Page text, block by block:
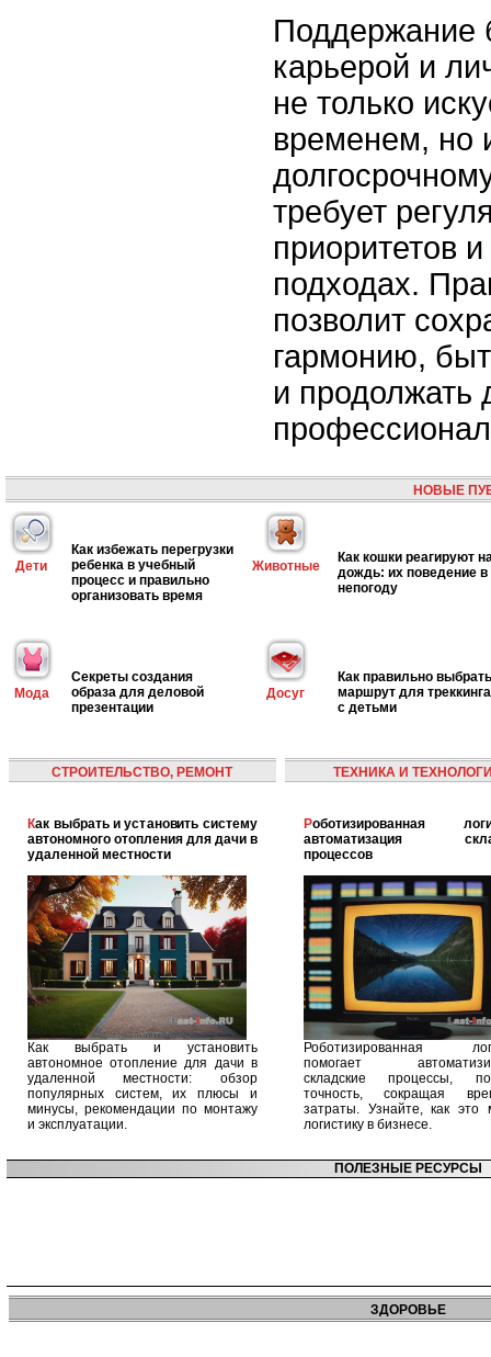
Поддержание
карьерой и
не только
временем, но
требует
приоритетов и
подходах.
позволит
гармонию,
и продолжать
НОВЫЕ
Дети
Как избежать перегрузки
ребенка в учебный
процесс и правильно
организовать время
Животные
Как кошки реагируют
дождь: их поведение в
непогоду
Мода
Секреты создания
образа для деловой
презентации
Досуг
Как правильно выбрать
маршрут для треккинга
с детьми
СТРОИТЕЛЬСТВО, РЕМОНТ
Как выбрать и установить систему
автономного отопления для дачи в
удаленной местности
Как выбрать и установить
автономное отопление для дачи в
удаленной местности: обзор
популярных систем, их плюсы и
минусы, рекомендации по монтажу
и эксплуатации.
ТЕХНИКА И
Роботизированная логистика:
автоматизация
процессов
Роботизированная
помогает
складские процессы,
точность, сокращая
затраты. Узнайте, как это
логистику в бизнесе.
ПОЛЕЗНЫЕ РЕСУРСЫ
ЗДОРОВЬЕ